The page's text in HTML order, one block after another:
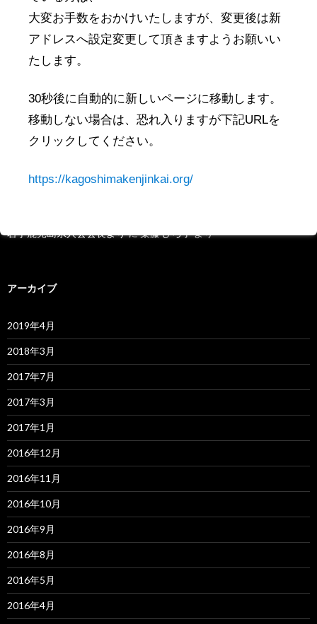
大変お手数をおかけいたしますが、変更後は新
アドレスへ設定変更して頂きますようお願いい
たします。
30秒後に自動的に新しいページに移動します。
移動しない場合は、恐れ入りますが下記URLを
クリックしてください。
https://kagoshimakenjinkai.org/
2019年 単位県人会 開催（予定）
関東鹿児島県人会連合会セミナー
新年賀詞交歓会レポート
1月～4月鹿児島物産展等情報
岩手鹿児島県人会会長よりに柴藤 ひろ子より
アーカイブ
2019年4月
2018年3月
2017年7月
2017年3月
2017年1月
2016年12月
2016年11月
2016年10月
2016年9月
2016年8月
2016年5月
2016年4月